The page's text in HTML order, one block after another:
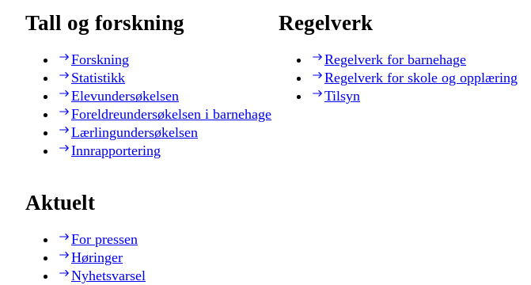
Tall og forskning
Forskning
Statistikk
Elevundersøkelsen
Foreldreundersøkelsen i barnehage
Lærlingundersøkelsen
Innrapportering
Regelverk
Regelverk for barnehage
Regelverk for skole og opplæring
Tilsyn
Aktuelt
For pressen
Høringer
Nyhetsvarsel